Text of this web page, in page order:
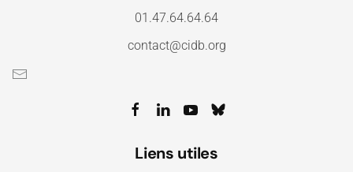
01.47.64.64.64
contact@cidb.org
Liens utiles